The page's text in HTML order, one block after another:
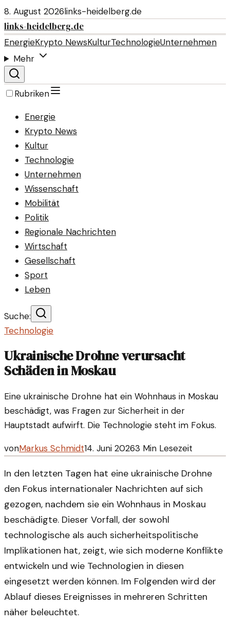
8. August 2026links-heidelberg.de
links-heidelberg.de
EnergieKrypto NewsKulturTechnologieUnternehmen
Mehr
Rubriken
Energie
Krypto News
Kultur
Technologie
Unternehmen
Wissenschaft
Mobilität
Politik
Regionale Nachrichten
Wirtschaft
Gesellschaft
Sport
Leben
Suche:
Technologie
Ukrainische Drohne verursacht
Schäden in Moskau
Eine ukrainische Drohne hat ein Wohnhaus in Moskau
beschädigt, was Fragen zur Sicherheit in der
Hauptstadt aufwirft. Die Technologie steht im Fokus.
vonMarkus Schmidt14. Juni 20263 Min Lesezeit
In den letzten Tagen hat eine ukrainische Drohne
den Fokus internationaler Nachrichten auf sich
gezogen, nachdem sie ein Wohnhaus in Moskau
beschädigte. Dieser Vorfall, der sowohl
technologische als auch sicherheitspolitische
Implikationen hat, zeigt, wie sich moderne Konflikte
entwickeln und wie Technologien in diesen
eingesetzt werden können. Im Folgenden wird der
Ablauf dieses Ereignisses in mehreren Schritten
näher beleuchtet.